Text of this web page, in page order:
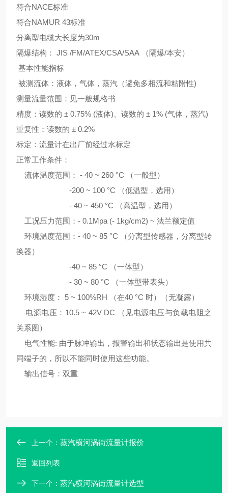
符合NACE标准
符合NAMUR 43标准
分离型电缆大长度为30m
隔爆结构： JIS /FM/ATEX/CSA/SAA （隔爆/本安）
基本性能指标
被测流体：液体，气体，蒸汽（避免多相流和粘附性)
测量流量范围：见一般规格书
精度：读数的 ± 0.75% (液体)、读数的 ± 1% (气体，蒸汽)
重复性：读数的 ± 0.2%
标定：流量计在出厂前经过水标定
正常工作条件：
流体温度范围： - 40 ~ 260 °C （一般型）
-200 ~ 100 °C （低温型，选用）
- 40 ~ 450 °C （高温型，选用）
工况压力范围：- 0.1Mpa (- 1kg/cm2) ~ 法兰额定值
环境温度范围：- 40 ~ 85 °C （分离型传感器，分离型转
换器）
-40 ~ 85 °C （一体型）
- 30 ~ 80 °C （一体型带表头）
环境湿度： 5 ~ 100%RH （在40 °C 时）（无凝露）
电源电压：10.5 ~ 42V DC （见电源电压与负载电阻之
关系图）
电气性能: 由于脉冲输出，报警输出和状态输出是使用共
同端子的，所以不能同时使用这些功能。
输出信号：双重
上一个： 蒸汽横河涡街流量计报价
返回列表
下一个： 蒸汽横河涡街流量计选型